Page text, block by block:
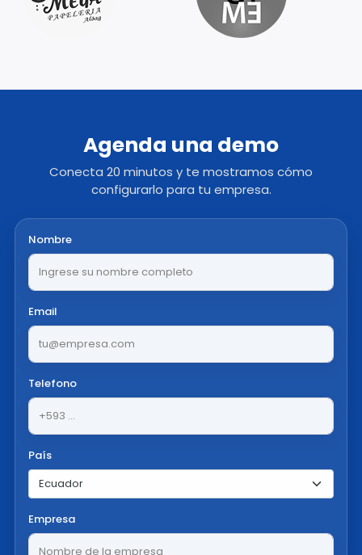
Agenda una demo
Conecta 20 minutos y te mostramos cómo
configurarlo para tu empresa.
Nombre
Email
Telefono
País
Empresa